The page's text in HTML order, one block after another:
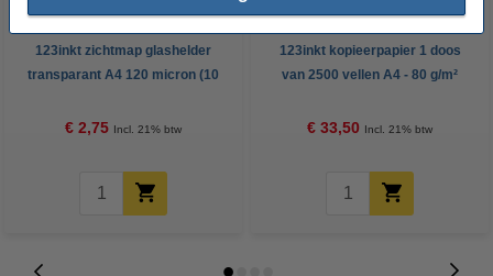
123inkt zichtmap glashelder
transparant A4 120 micron (10
€ 2,75 Incl. 21% btw
123inkt kopieerpapier 1 doos
van 2500 vellen A4 - 80 g/m²
€ 33,50 Incl. 21% btw